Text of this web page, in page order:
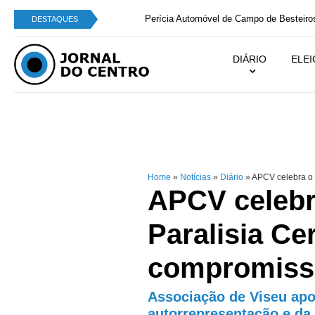
DESTAQUES Perícia Automóvel de Campo de Besteiros
DIÁRIO
Home » Notícias » Diário »APCV celebra
APCV
Paralisia
Associação de Viseu